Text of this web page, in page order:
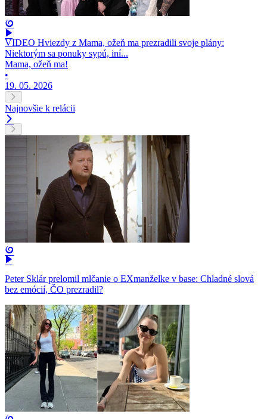
VIDEO Hviezdy z Mama, ožeň ma prezradili svoje plány:
Niektorým sa ponuky sypú, iní...
Mama, ožeň ma!
•
19. 05. 2026
Najnovšie k relácii
Peter Sklár prelomil mlčanie o EXmanželke v base: Chladné slová
bez emócií, ČO prezradil?